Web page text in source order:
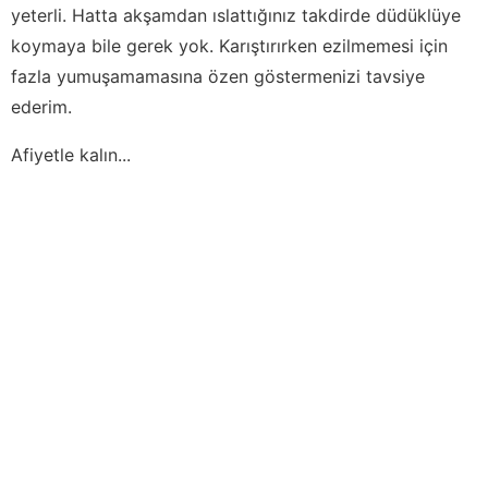
yeterli. Hatta akşamdan ıslattığınız takdirde düdüklüye
koymaya bile gerek yok. Karıştırırken ezilmemesi için
fazla yumuşamamasına özen göstermenizi tavsiye
ederim.
Afiyetle kalın...